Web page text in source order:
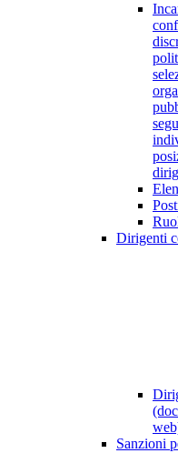
Dirigenti
Sanzioni